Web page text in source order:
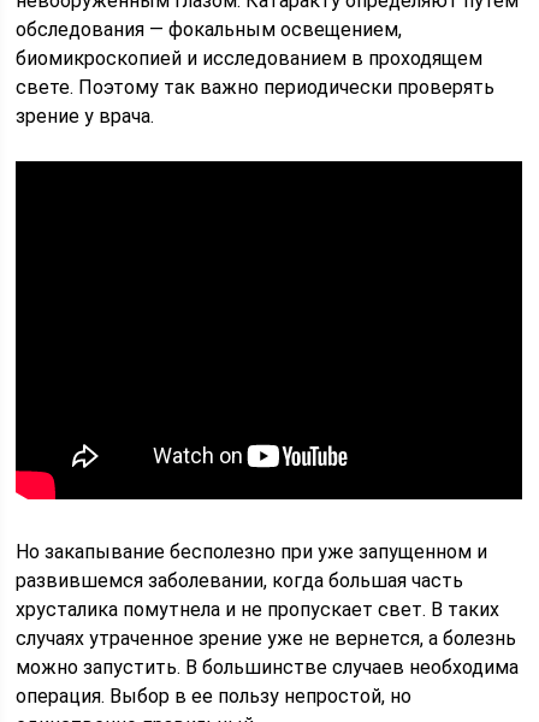
обследования — фокальным освещением,
биомикроскопией и исследованием в проходящем
свете. Поэтому так важно периодически проверять
зрение у врача.
Но закапывание бесполезно при уже запущенном и
развившемся заболевании, когда большая часть
хрусталика помутнела и не пропускает свет. В таких
случаях утраченное зрение уже не вернется, а болезнь
можно запустить. В большинстве случаев необходима
операция. Выбор в ее пользу непростой, но